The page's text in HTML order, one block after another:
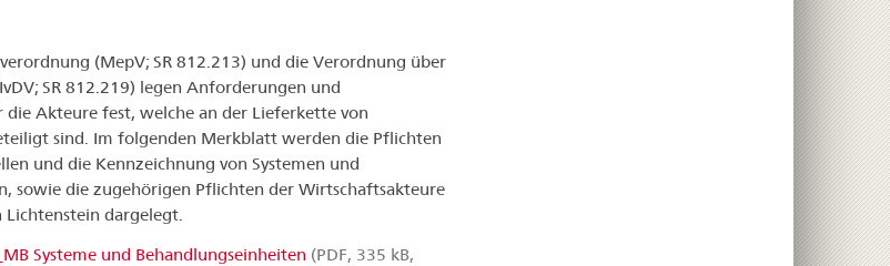
(MepV; SR 812.213) und die Verordnung über
SR 812.219) legen Anforderungen und
Akteure fest, welche an der Lieferkette von
sind. Im folgenden Merkblatt werden die Pflichten
und die Kennzeichnung von Systemen und
sowie die zugehörigen Pflichten der Wirtschaftsakteure
dargelegt.
Systeme und Behandlungseinheiten (PDF, 335 kB,